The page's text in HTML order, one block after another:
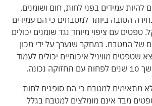
עמידים בפני לחות, חום ושומנים.
הטובה ביותר למטבחים כי הם עמידים
טפטים עם ציפוי מיוחד נגד שומנים יכולים
של המטבח. במחקר שנערך על ידי מכון
שטפטים מוויניל איכותיים יכולים לעמוד
עם תחזוקה נכונה.
לא מתאימים למטבח כי הם סופגים לחות
מבד אינם מומלצים למטבח בגלל